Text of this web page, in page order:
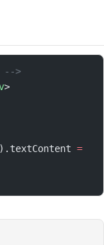
-->
>
).textContent =